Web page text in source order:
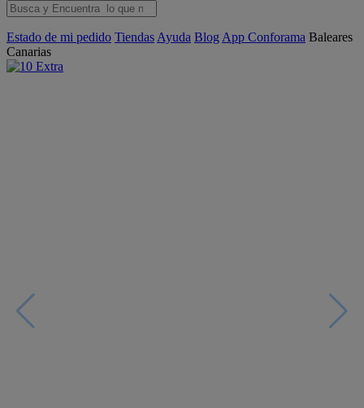
Estado de mi pedido Tiendas Ayuda Blog App Conforama Baleares
Canarias